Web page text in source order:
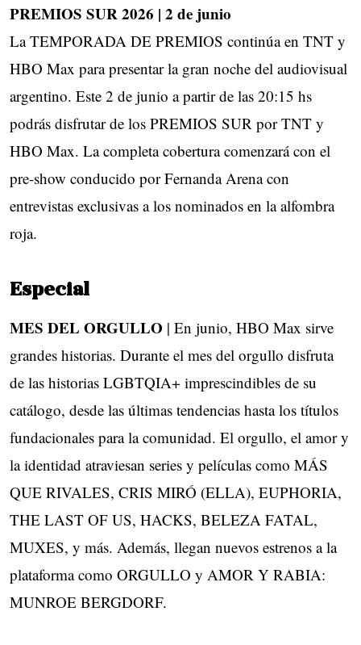
PREMIOS SUR 2026 | 2 de junio
La TEMPORADA DE PREMIOS continúa en TNT y
HBO Max para presentar la gran noche del audiovisual
argentino. Este 2 de junio a partir de las 20:15 hs
podrás disfrutar de los PREMIOS SUR por TNT y
HBO Max. La completa cobertura comenzará con el
pre-show conducido por Fernanda Arena con
entrevistas exclusivas a los nominados en la alfombra
roja.
Especial
MES DEL ORGULLO | En junio, HBO Max sirve
grandes historias. Durante el mes del orgullo disfruta
de las historias LGBTQIA+ imprescindibles de su
catálogo, desde las últimas tendencias hasta los títulos
fundacionales para la comunidad. El orgullo, el amor y
la identidad atraviesan series y películas como MÁS
QUE RIVALES, CRIS MIRÓ (ELLA), EUPHORIA,
THE LAST OF US, HACKS, BELEZA FATAL,
MUXES, y más. Además, llegan nuevos estrenos a la
plataforma como ORGULLO y AMOR Y RABIA:
MUNROE BERGDORF.